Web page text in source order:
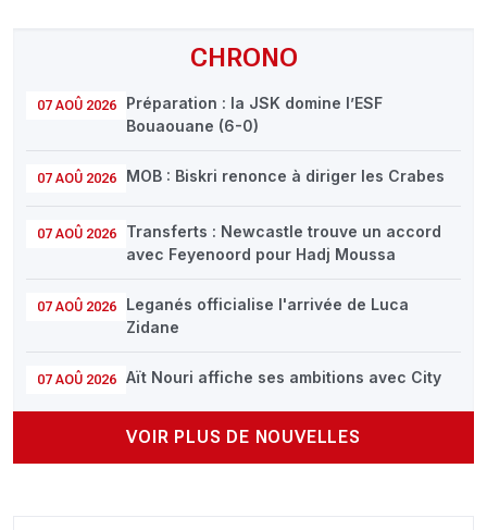
CHRONO
07 AOÛ 2026
Préparation : la JSK domine l’ESF
Bouaouane (6-0)
07 AOÛ 2026 MOB : Biskri renonce à diriger les Crabes
07 AOÛ 2026
Transferts : Newcastle trouve un accord
avec Feyenoord pour Hadj Moussa
07 AOÛ 2026
Leganés officialise l'arrivée de Luca
Zidane
07 AOÛ 2026 Aït Nouri affiche ses ambitions avec City
VOIR PLUS DE NOUVELLES